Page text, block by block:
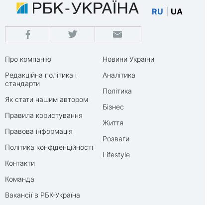
RU UA
Про компанію
Редакційна політика і
стандарти
Як стати нашим автором
Правила користування
Правова інформація
Політика конфіденційності
Контакти
Команда
Вакансії в РБК-Україна
Новини України
Аналітика
Політика
Бізнес
Життя
Розваги
Lifestyle